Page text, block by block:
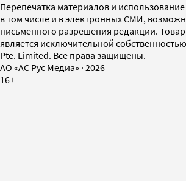
Перепечатка материалов и
в том числе и в электронных СМИ,
письменного разрешения редакции.
является исключительной
Pte. Limited. Все права защищены.
AO «АС Рус Медиа» · 2026
16+